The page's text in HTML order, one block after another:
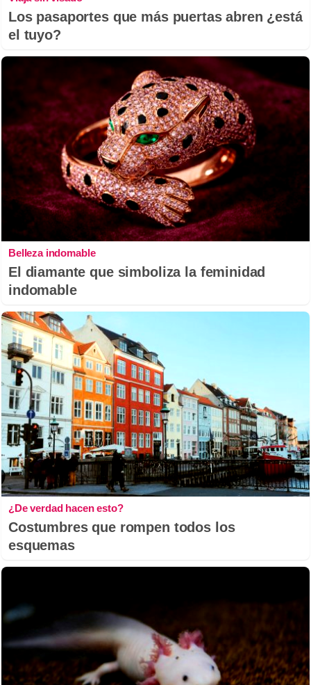
Los pasaportes que más puertas abren ¿está
el tuyo?
Belleza indomable
El diamante que simboliza la feminidad
indomable
¿De verdad hacen esto?
Costumbres que rompen todos los
esquemas